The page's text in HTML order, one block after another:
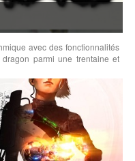
avec des fonctionnalités
parmi une trentaine et